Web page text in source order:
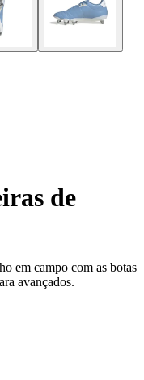
de
em campo com as botas
avançados.